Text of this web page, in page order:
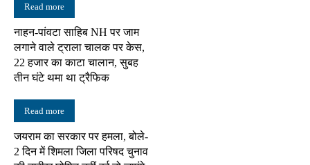
Read more
नाहन-पांवटा साहिब NH पर जाम
लगाने वाले ट्राला चालक पर केस,
22 हजार का काटा चालान, सुबह
तीन घंटे थमा था ट्रैफिक
Read more
जयराम का सरकार पर हमला, बोले-
2 दिन में शिमला जिला परिषद चुनाव